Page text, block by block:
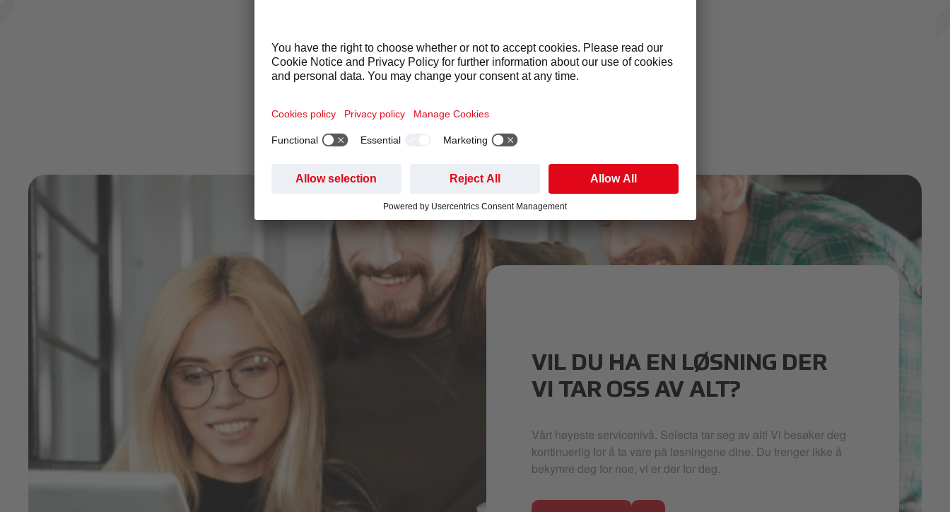
SE VÅR FAQ OM SUPPORT OG SERVICE
VIL DU HA EN LØSNING DER
VI TAR OSS AV ALT?
Vårt høyeste servicenivå. Selecta tar seg av alt! Vi besøker deg
kontinuerlig for å ta vare på løsningene dine. Du trenger ikke å
bekymre deg for noe, vi er der for deg.